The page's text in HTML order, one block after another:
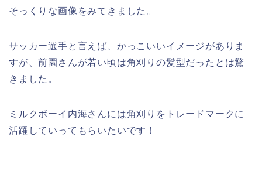
そっくりな画像をみてきました。
サッカー選手と言えば、かっこいいイメージがありま
すが、前園さんが若い頃は角刈りの髪型だったとは驚
きました。
ミルクボーイ内海さんには角刈りをトレードマークに
活躍していってもらいたいです！